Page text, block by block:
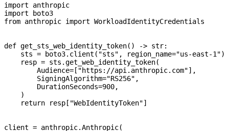
import anthropic
import boto3
from anthropic import WorkloadIdentityCredentials
def get_sts_web_identity_token() -> str:
    sts
= boto3.client( "sts" , region_name="us-east-1")
    resp
= sts.get_web_identity_token(
        Audience
= [ "https://api.anthropic.com"],
        SigningAlgorithm
="RS256" ,
        DurationSeconds
=900,
    )
    return
resp[ "WebIdentityToken"]
client = anthropic.Anthropic(